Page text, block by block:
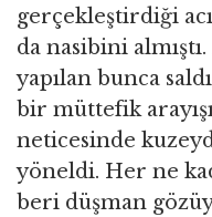
gerçekleştirdiği
da nasibini
yapılan bunca
bir müttefik
neticesinde
yöneldi. Her ne
beri düşman